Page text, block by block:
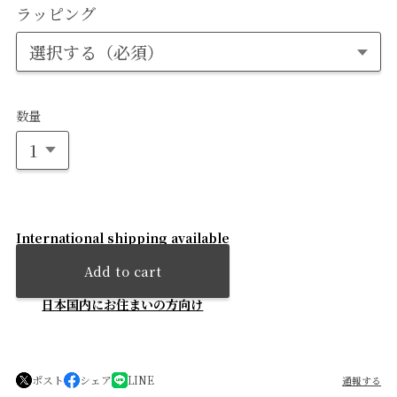
ラッピング
数量
International shipping available
Add to cart
日本国内にお住まいの方向け
ポスト シェア LINE 通報する